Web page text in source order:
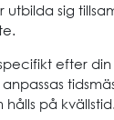
sig
efter
på kvällstid.